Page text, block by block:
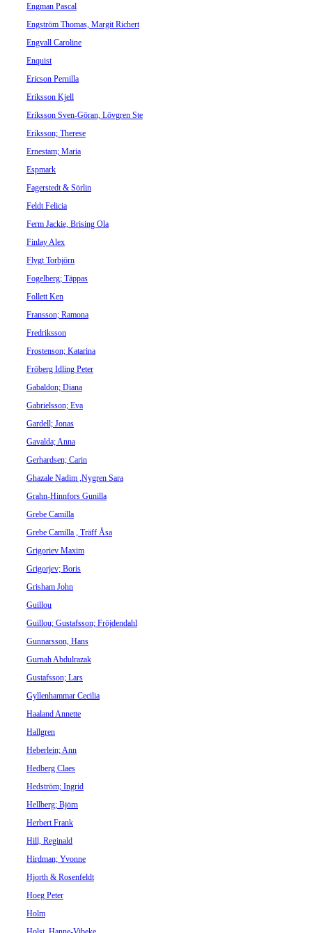
Engman Pascal
Engström Thomas, Margit Richert
Engvall Caroline
Enquist
Ericson Pernilla
Eriksson Kjell
Eriksson Sven-Göran, Lövgren Ste
Eriksson; Therese
Ernestam; Maria
Espmark
Fagerstedt & Sörlin
Feldt Felicia
Ferm Jackie, Brising Ola
Finlay Alex
Flygt Torbjörn
Fogelberg; Täppas
Follett Ken
Fransson; Ramona
Fredriksson
Frostenson; Katarina
Fröberg Idling Peter
Gabaldon; Diana
Gabrielsson; Eva
Gardell; Jonas
Gavalda; Anna
Gerhardsen; Carin
Ghazale Nadim ,Nygren Sara
Grahn-Hinnfors Gunilla
Grebe Camilla
Grebe Camilla , Träff Åsa
Grigoriev Maxim
Grigorjev; Boris
Grisham John
Guillou
Guillou; Gustafsson; Fröjdendahl
Gunnarsson, Hans
Gurnah Abdulrazak
Gustafsson; Lars
Gyllenhammar Cecilia
Haaland Annette
Hallgren
Heberlein; Ann
Hedberg Claes
Hedström; Ingrid
Hellberg; Björn
Herbert Frank
Hill, Reginald
Hirdman; Yvonne
Hjorth & Rosenfeldt
Hoeg Peter
Holm